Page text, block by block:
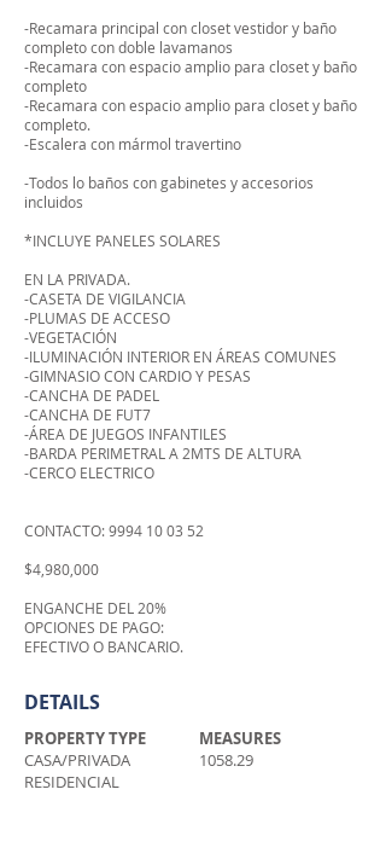
-Recamara principal con closet vestidor y baño
completo con doble lavamanos
-Recamara con espacio amplio para closet y baño
completo
-Recamara con espacio amplio para closet y baño
completo.
-Escalera con mármol travertino
-Todos lo baños con gabinetes y accesorios
incluidos
*INCLUYE PANELES SOLARES
EN LA PRIVADA.
-CASETA DE VIGILANCIA
-PLUMAS DE ACCESO
-VEGETACIÓN
-ILUMINACIÓN INTERIOR EN ÁREAS COMUNES
-GIMNASIO CON CARDIO Y PESAS
-CANCHA DE PADEL
-CANCHA DE FUT7
-ÁREA DE JUEGOS INFANTILES
-BARDA PERIMETRAL A 2MTS DE ALTURA
-CERCO ELECTRICO​
CONTACTO:9994 10 03 52
$4,980,000
ENGANCHE DEL 20%
OPCIONES DE PAGO:
EFECTIVO O BANCARIO.
DETAILS
PROPERTY TYPE
CASA/PRIVADA
RESIDENCIAL
MEASURES
1058.29